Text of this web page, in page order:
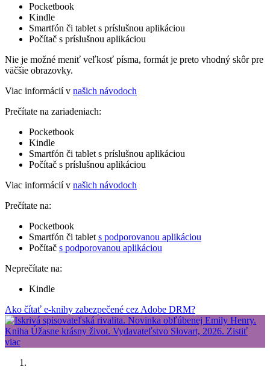
Pocketbook
Kindle
Smartfón či tablet s príslušnou aplikáciou
Počítač s príslušnou aplikáciou
Nie je možné meniť veľkosť písma, formát je preto vhodný skôr pre
väčšie obrazovky.
Viac informácií v našich návodoch
Prečítate na zariadeniach:
Pocketbook
Kindle
Smartfón či tablet s príslušnou aplikáciou
Počítač s príslušnou aplikáciou
Viac informácií v našich návodoch
Prečítate na:
Pocketbook
Smartfón či tablet s podporovanou aplikáciou
Počítač s podporovanou aplikáciou
Neprečítate na:
Kindle
Ako čítať e-knihy zabezpečené cez Adobe DRM?